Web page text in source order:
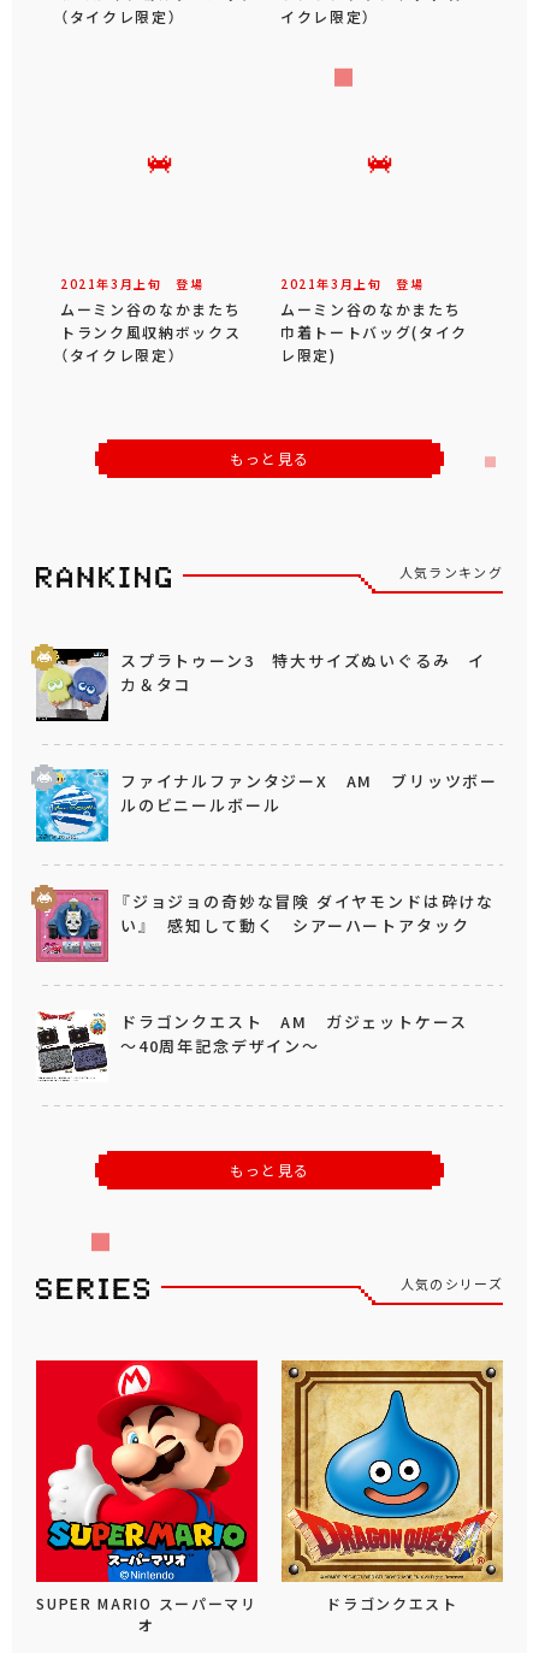
（タイクレ限定）
イクレ限定）
2021年3 月 上旬 登場
ムーミン谷のなかまたち
トランク風収納ボックス
（タイクレ限定）
2021年3 月 上旬 登場
ムーミン谷のなかまたち
巾着トートバッグ(タイク
レ限定)
もっと見る
人気ランキング
スプラトゥーン3 特大サイズぬいぐるみ イ
カ＆タコ
ファイナルファンタジーX AM ブリッツボー
ルのビニールボール
『ジョジョの奇妙な冒険 ダイヤモンドは砕けな
い』 感知して動く シアーハートアタック
ドラゴンクエスト AM ガジェットケース
～40周年記念デザイン～
もっと見る
人気のシリーズ
SUPER MARIO スーパーマリ
オ
ドラゴンクエスト